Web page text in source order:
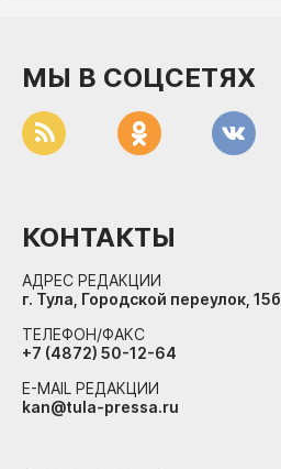
МЫ В СОЦСЕТЯХ
КОНТАКТЫ
АДРЕС РЕДАКЦИИ
г. Тула, Городской переулок, 15б
ТЕЛЕФОН/ФАКС
+7 (4872) 50-12-64
E-MAIL РЕДАКЦИИ
kan@tula-pressa.ru